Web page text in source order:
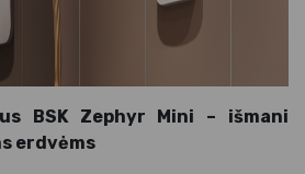
BSK Zephyr Mini – išmani
erdvėms